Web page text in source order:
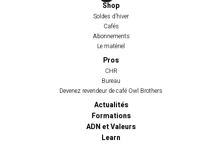
Shop
Soldes d’hiver
Cafés
Abonnements
Le matériel
Pros
CHR
Bureau
Devenez revendeur de café Owl Brothers
Actualités
Formations
ADN et Valeurs
Learn